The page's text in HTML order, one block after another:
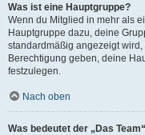
Was ist eine Hauptgruppe?
Wenn du Mitglied in mehr als
Hauptgruppe dazu, deine
standardmäßig angezeigt
Berechtigung geben, deine
festzulegen.
Nach oben
Was bedeutet der „Das